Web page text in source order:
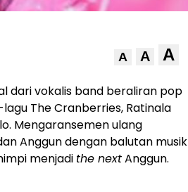
A A A
dari vokalis band beraliran pop
The Cranberries, Ratinala
Mengaransemen ulang
Anggun dengan balutan musik
menjadi the nextAnggun.